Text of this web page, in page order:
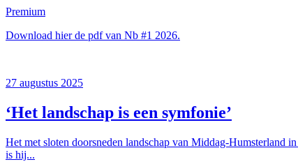
Premium
Download hier de pdf van Nb #1 2026.
27 augustus 2025
‘Het landschap is een symfonie’
Het met sloten doorsneden landschap van Middag-Humsterland
is hij...